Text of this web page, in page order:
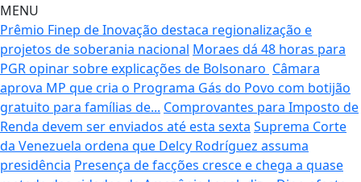
MENU
Prêmio Finep de Inovação destaca regionalização e
projetos de soberania nacional Moraes dá 48 horas para
PGR opinar sobre explicações de Bolsonaro Câmara
aprova MP que cria o Programa Gás do Povo com botijão
gratuito para famílias de... Comprovantes para Imposto de
Renda devem ser enviados até esta sexta Suprema Corte
da Venezuela ordena que Delcy Rodríguez assuma
presidência Presença de facções cresce e chega a quase